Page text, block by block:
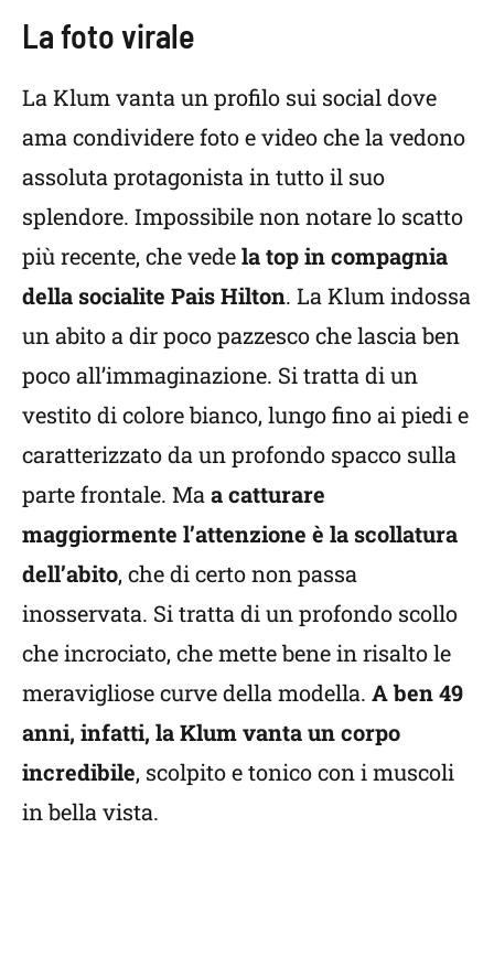
La foto virale
La Klum vanta un profilo sui social dove
ama condividere foto e video che la vedono
assoluta protagonista in tutto il suo
splendore. Impossibile non notare lo scatto
più recente, che vedela top in compagnia
della socialite Pais Hilton. La Klum indossa
un abito a dir poco pazzesco che lascia ben
poco all’immaginazione. Si tratta di un
vestito di colore bianco, lungo fino ai piedi e
caratterizzato da un profondo spacco sulla
parte frontale. Ma a catturare
maggiormente l’attenzione è la scollatura
dell’abito, che di certo non passa
inosservata. Si tratta di un profondo scollo
che incrociato, che mette bene in risalto le
meravigliose curve della modella. A ben 49
anni, infatti, la Klum vanta un corpo
incredibile, scolpito e tonico con i muscoli
in bella vista.